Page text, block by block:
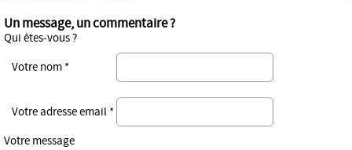
Un message, un commentaire ?
Qui êtes-vous ?
Votre nom *
Votre adresse email *
Votre message